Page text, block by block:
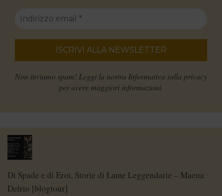
Non inviamo spam! Leggi la nostra Informativa sulla privacy
per avere maggiori informazioni.
Di Spade e di Eroi, Storie di Lame Leggendarie – Maena
Delrio [blogtour]